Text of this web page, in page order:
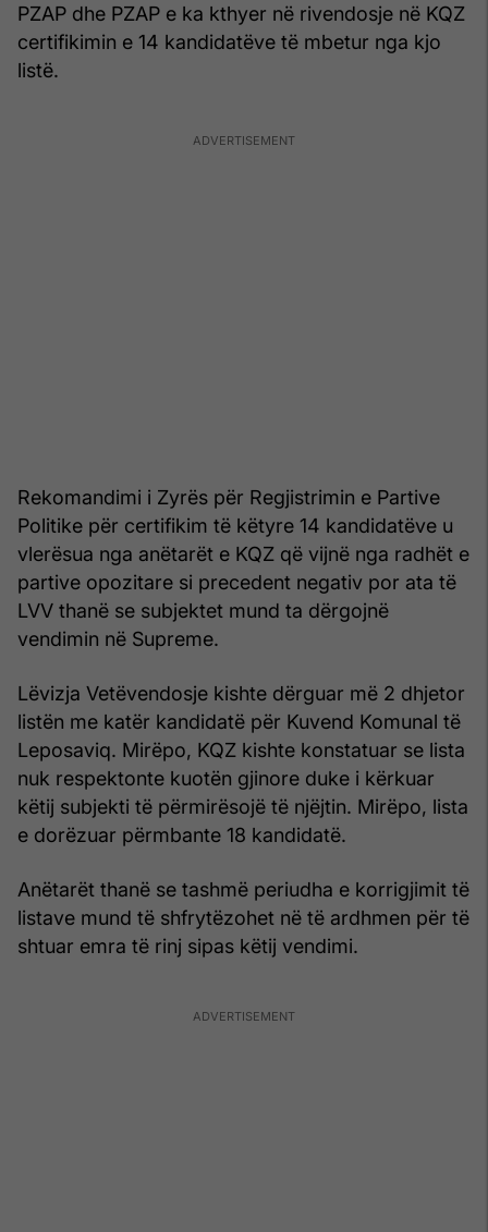
PZAP dhe PZAP e ka kthyer në rivendosje në KQZ
certifikimin e 14 kandidatëve të mbetur nga kjo
listë.
Rekomandimi i Zyrës për Regjistrimin e Partive
Politike për certifikim të këtyre 14 kandidatëve u
vlerësua nga anëtarët e KQZ që vijnë nga radhët e
partive opozitare si precedent negativ por ata të
LVV thanë se subjektet mund ta dërgojnë
vendimin në Supreme.
Lëvizja Vetëvendosje kishte dërguar më 2 dhjetor
listën me katër kandidatë për Kuvend Komunal të
Leposaviq. Mirëpo, KQZ kishte konstatuar se lista
nuk respektonte kuotën gjinore duke i kërkuar
këtij subjekti të përmirësojë të njëjtin. Mirëpo, lista
e dorëzuar përmbante 18 kandidatë.
Anëtarët thanë se tashmë periudha e korrigjimit të
listave mund të shfrytëzohet në të ardhmen për të
shtuar emra të rinj sipas këtij vendimi.